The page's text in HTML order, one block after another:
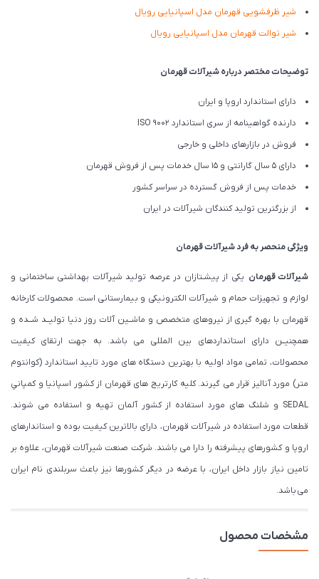
شیر ظرفشویی قهرمان مدل اسپانیایی رویال
شیر توالت قهرمان مدل اسپانیایی رویال
توضیحات مختصر درباره شیرآلات قهرمان
دارای استاندارد اروپا و ایران
دارنده گواهینامه از سری استاندارد ISO 9002
فروش در بازارهای داخلی و خارجی
دارای 5 سال گارانتی و 15 سال خدمات پس از فروش قهرمان
خدمات پس از فروش گسترده در سراسر کشور
از بزرگترین تولید کنندگان شیرآلات در ایران
ویژگی منحصر به فرد شیرآلات قهرمان
شیرآلات قهرمان یکی از پیشـتازان در عرصه تولید شیرآلات بهداشتی ساختمانی و
لوازم و تجهیزات حمام و شیرآلات الکترونیکی و بیمارستانی است. محصولات کارخانه
قهرمان با بهره گیری از نیروهای متخصص و ماشــین آلات روز دنیا تولیــد شــده و
همچنیــن دارای استانداردهای بین المللی می باشد. به جهت ارتقای کیفیت
محصولات، تمامی مواد اولیه با بهترین دستگاه های مورد تایید استاندارد (كوانتوم
متر) مورد آنالیز قرار می گیرند. كليه كارتريج های قهرمان از كشور اسپانيا و كمپاني
SEDAL و شلنگ های مورد استفاده از کشور آلمان تهیه و استفاده می شوند.
قطعات مورد استفاده در شیرآلات قهرمان، دارای بالاترین کیفیت بوده و استاندارهای
اروپا و کشورهای پیشرفته را دارا می باشند. شرکت صنعت شیرآلات قهرمان، علاوه بر
تامین نیاز بازار داخل ایران، با عرضه در دیگر کشورها نیز باعث سربلندی نام ایران
می باشد.
مشخصات محصول